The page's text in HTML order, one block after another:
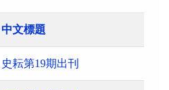
中文標題
史耘第19期出刊